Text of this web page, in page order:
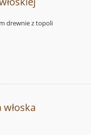
drewnie z topoli
włoska